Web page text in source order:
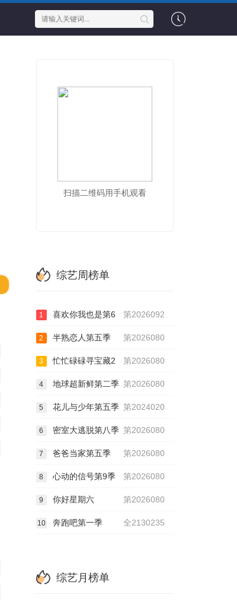
扫描二维码用手机观看
综艺周榜单
第2026092
1 喜欢你我也是第6
第2026080
2 半熟恋人第五季
第2026080
3 忙忙碌碌寻宝藏2
第2026080
4 地球超新鲜第二季
第2024020
5 花儿与少年第五季
第2026080
6 密室大逃脱第八季
第2026080
7 爸爸当家第五季
第2026080
8 心动的信号第9季
第2026080
9 你好星期六
全2130235
10 奔跑吧第一季
综艺月榜单